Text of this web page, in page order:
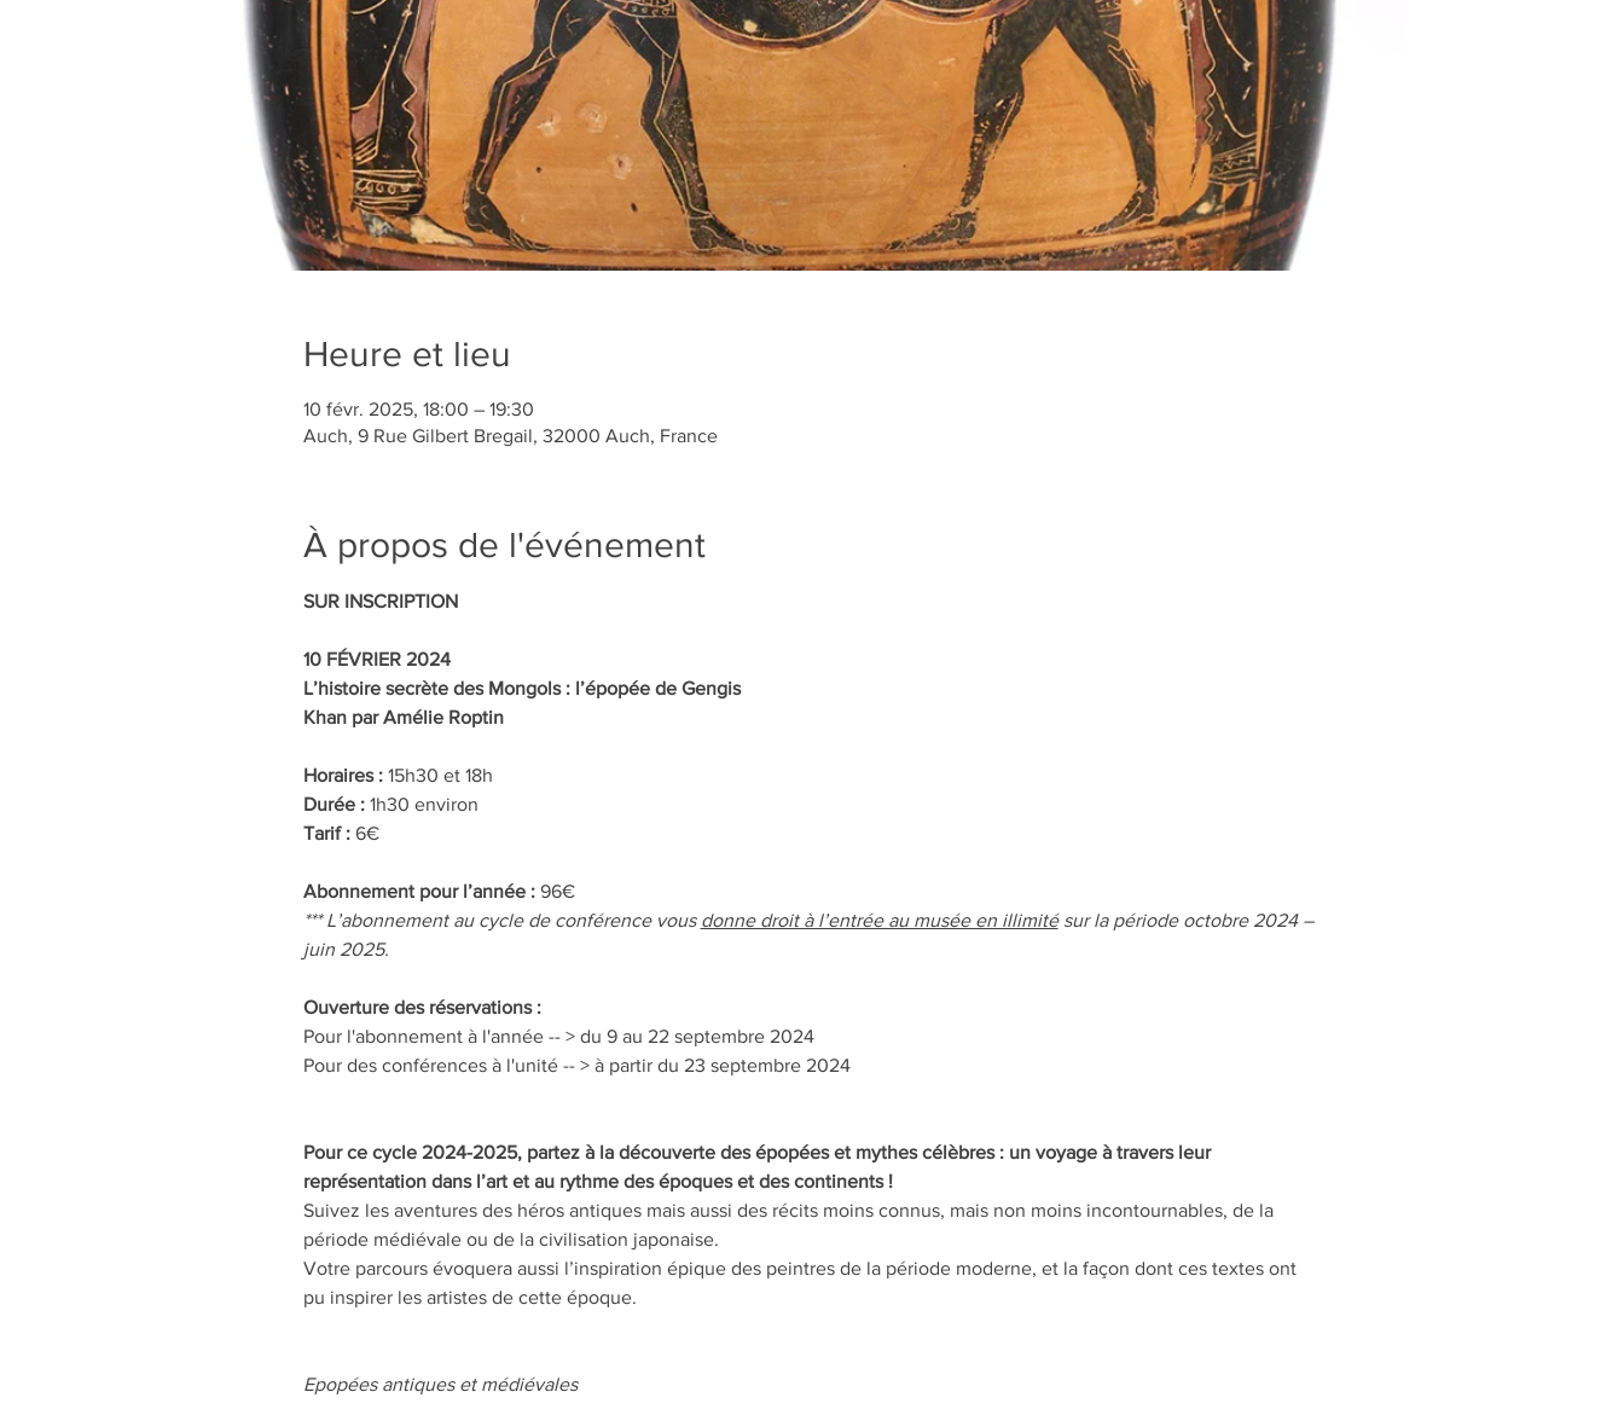
Heure et lieu
10 févr. 2025, 18:00 – 19:30
Auch, 9 Rue Gilbert Bregail, 32000 Auch, France
À propos de l'événement
SUR INSCRIPTION
10 FÉVRIER 2024
L’histoire secrète des Mongols : l’épopée de Gengis
Khan par Amélie Roptin
Horaires : 15h30 et 18h
Durée : 1h30 environ
Tarif : 6€
Abonnement pour l’année : 96€
*** L’abonnement au cycle de conférence vous donne droit à l’entrée au musée en illimité sur la période octobre 2024 –
juin 2025.
Ouverture des réservations :
Pour l'abonnement à l'année -- > du 9 au 22 septembre 2024
Pour des conférences à l'unité -- > à partir du 23 septembre 2024
Pour ce cycle 2024-2025, partez à la découverte des épopées et mythes célèbres : un voyage à travers leur
représentation dans l’art et au rythme des époques et des continents !
Suivez les aventures des héros antiques mais aussi des récits moins connus, mais non moins incontournables, de la
période médiévale ou de la civilisation japonaise.
Votre parcours évoquera aussi l’inspiration épique des peintres de la période moderne, et la façon dont ces textes ont
pu inspirer les artistes de cette époque.
Epopées antiques et médiévales